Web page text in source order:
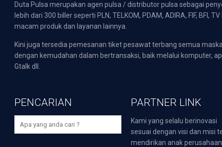
Duta Pulsa merupakan agen pulsa / distributor pulsa sebagai
lebih dari 300 biller seperti PLN, TELKOM, PDAM, ADIRA, FIF,
macam produk dan layanan lainnya.
Kini juga tersedia pemesanan tiket pesawat terbang semua
dengan kemudahan dalam bertransaksi, baik melalui komputer,
Gtalk dll.
PENCARIAN PARTNER LINK
Kami yang selalu berinovasi
sesuai dengan visi dan misi
mendirikan anak perusahaan